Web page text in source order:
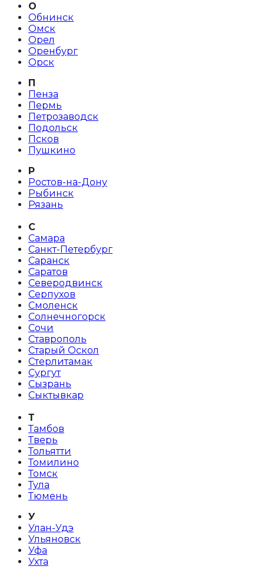
О
Обнинск
Омск
Орел
Оренбург
Орск
П
Пенза
Пермь
Петрозаводск
Подольск
Псков
Пушкино
Р
Ростов-на-Дону
Рыбинск
Рязань
С
Самара
Санкт-Петербург
Саранск
Саратов
Северодвинск
Серпухов
Смоленск
Солнечногорск
Сочи
Ставрополь
Старый Оскол
Стерлитамак
Сургут
Сызрань
Сыктывкар
Т
Тамбов
Тверь
Тольятти
Томилино
Томск
Тула
Тюмень
У
Улан-Удэ
Ульяновск
Уфа
Ухта